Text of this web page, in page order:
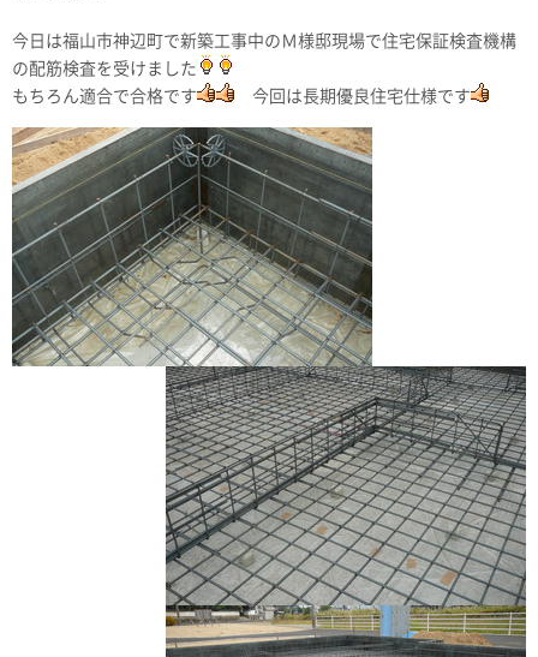
今日は福山市神辺町で新築工事中のＭ様邸現場で住宅保証検査機構
の配筋検査を受けました
もちろん適合で合格です
今回は長期優良住宅仕様です